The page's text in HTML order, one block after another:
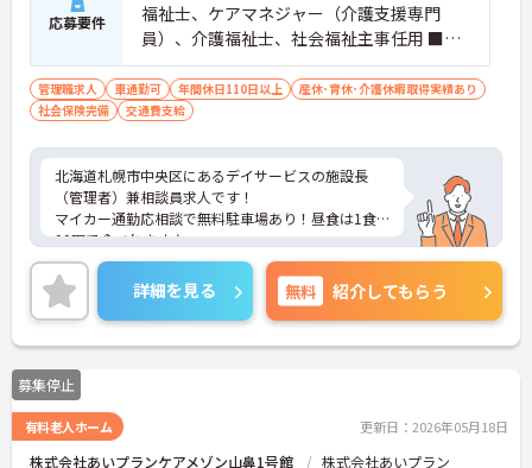
応募要件
福祉士、ケアマネジャー（介護支援専門
員）、介護福祉士、社会福祉主事任用 ■デ
イサービスの相談員又は介護職の経験必須
管理職求人 車通勤可 年間休日110日以上
産休･育休･介護休暇取得実績あり
社会保険完備
交通費支給
北海道札幌市中央区にあるデイサービスの施設長
（管理者）兼相談員求人です！
マイカー通勤応相談で無料駐車場あり！昼食は1食2
00円で食べれます♪
ご興味ある方には、面接対策ポイントなど、詳細を
お話しいたしますのでお気軽にご相談ください。
詳細を見る 無料 紹介してもらう
募集停止
有料老人ホーム 更新日：2026年05月18日
株式会社あいプランケアメゾン山鼻1号館 株式会社あいプラン